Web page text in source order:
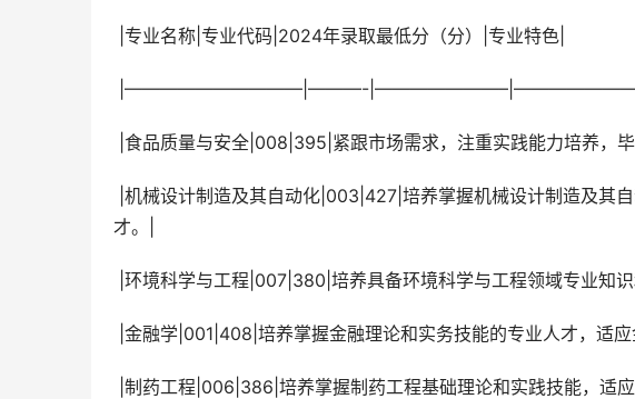
|专业名称|专业代码|2024年录取最低分（分）|专业特色|
|——————————|———-
|食品质量与安全|008|395|紧跟市场需求，注重实践能力培养，毕
才。|
|环境科学与工程|007|380|培养具备环境科学与工程领域专业知
|金融学|001|408|培养掌握金融理论和实务技能的专业人才，适应
|制药工程|006|386|培养掌握制药工程基础理论和实践技能，适